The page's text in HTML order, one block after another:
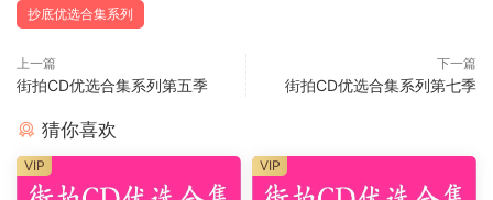
抄底优选合集系列
上一篇
街拍CD优选合集系列第五季
下一篇
街拍CD优选合集系列第七季
猜你喜欢
VIP VIP